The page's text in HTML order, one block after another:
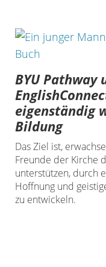
BYU Pathway
eigenständig
Bildung
Das Ziel ist,
Freunde der Kirche
unterstützen, durch
Hoffnung und
zu entwickeln.